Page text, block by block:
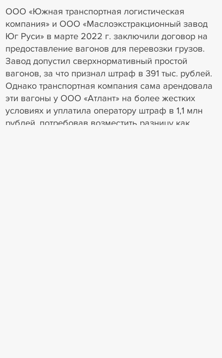
ООО «Южная транспортная логистическая
компания» и ООО «Маслоэкстракционный завод
Юг Руси» в марте 2022 г. заключили договор на
предоставление вагонов для перевозки грузов.
Завод допустил сверхнормативный простой
вагонов, за что признал штраф в 391 тыс. рублей.
Однако транспортная компания сама арендовала
эти вагоны у ООО «Атлант» на более жестких
условиях и уплатила оператору штраф в 1,1 млн
рублей, потребовав возместить разницу как